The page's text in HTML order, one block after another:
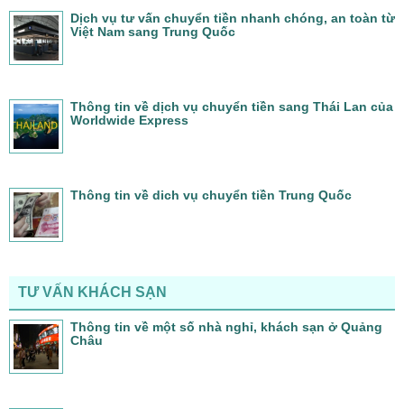
Dịch vụ tư vấn chuyển tiền nhanh chóng, an toàn từ
Việt Nam sang Trung Quốc
Thông tin về dịch vụ chuyển tiền sang Thái Lan của
Worldwide Express
Thông tin về dich vụ chuyển tiền Trung Quốc
TƯ VẤN KHÁCH SẠN
Thông tin về một số nhà nghỉ, khách sạn ở Quảng
Châu